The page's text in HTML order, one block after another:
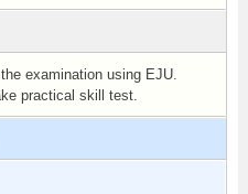
examination using EJU.
practical skill test.